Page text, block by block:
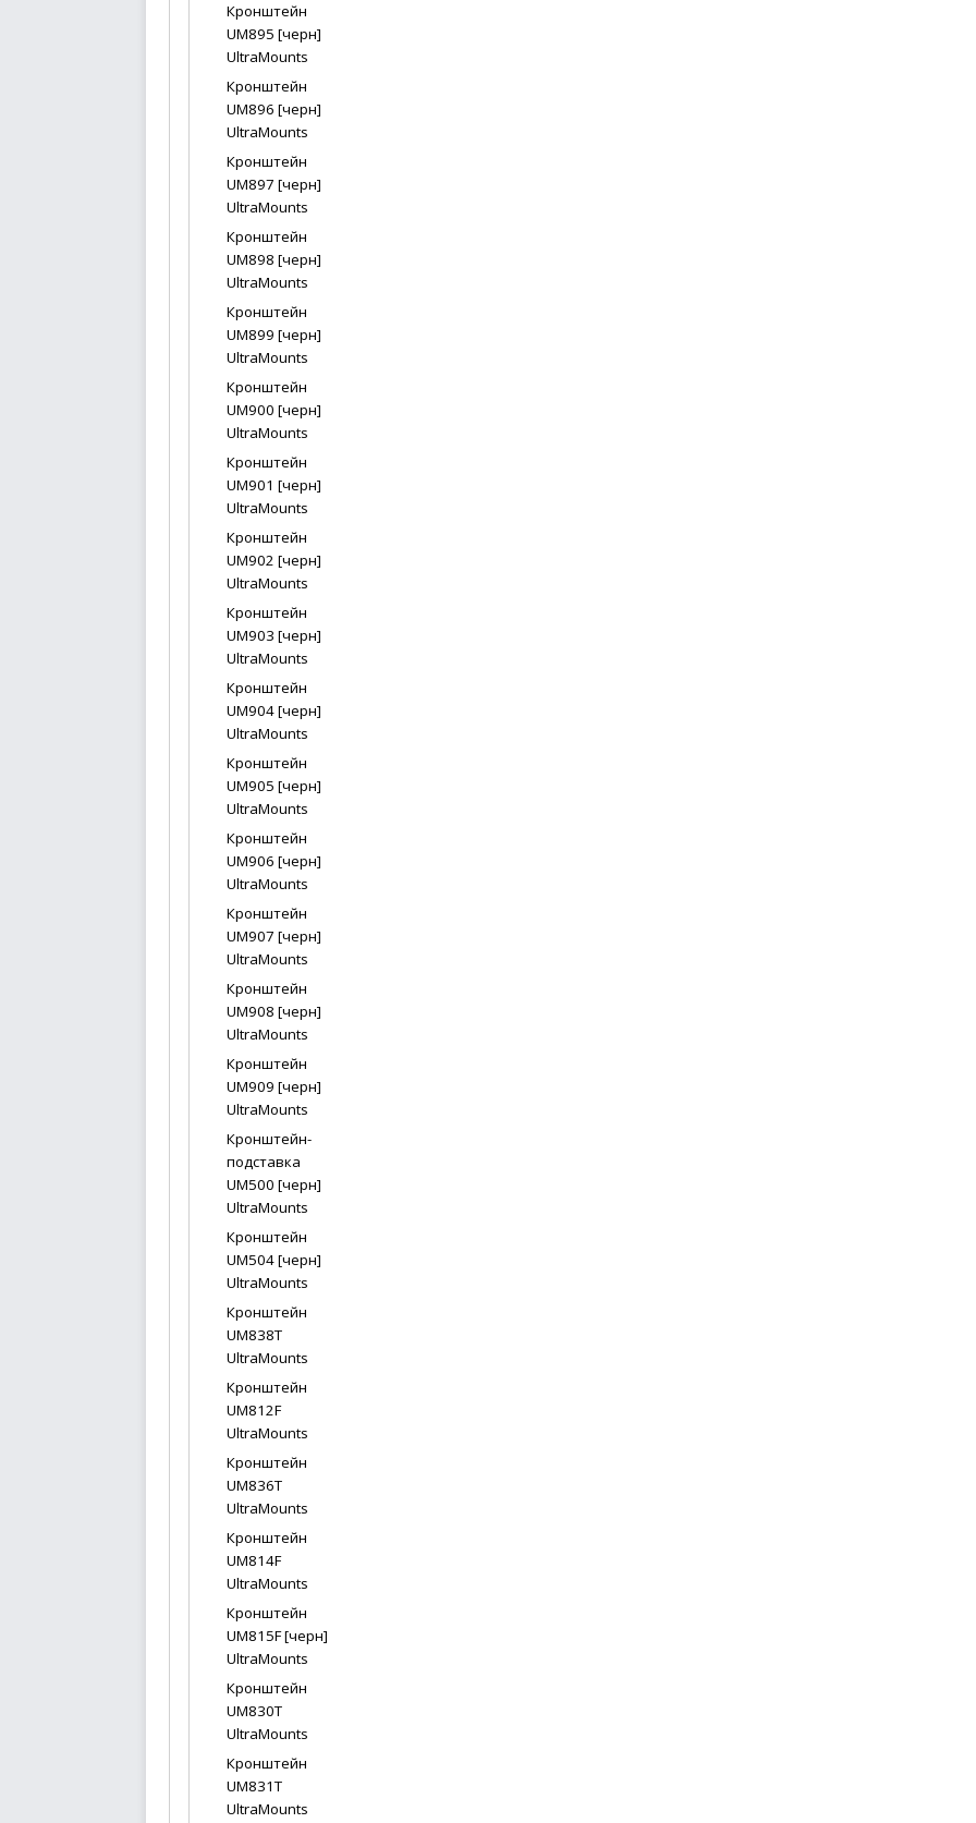
Кронштейн
UM895 [черн]
UltraMounts
Кронштейн
UM896 [черн]
UltraMounts
Кронштейн
UM897 [черн]
UltraMounts
Кронштейн
UM898 [черн]
UltraMounts
Кронштейн
UM899 [черн]
UltraMounts
Кронштейн
UM900 [черн]
UltraMounts
Кронштейн
UM901 [черн]
UltraMounts
Кронштейн
UM902 [черн]
UltraMounts
Кронштейн
UM903 [черн]
UltraMounts
Кронштейн
UM904 [черн]
UltraMounts
Кронштейн
UM905 [черн]
UltraMounts
Кронштейн
UM906 [черн]
UltraMounts
Кронштейн
UM907 [черн]
UltraMounts
Кронштейн
UM908 [черн]
UltraMounts
Кронштейн
UM909 [черн]
UltraMounts
Кронштейн-
подставка
UM500 [черн]
UltraMounts
Кронштейн
UM504 [черн]
UltraMounts
Кронштейн
UM838T
UltraMounts
Кронштейн
UM812F
UltraMounts
Кронштейн
UM836T
UltraMounts
Кронштейн
UM814F
UltraMounts
Кронштейн
UM815F [черн]
UltraMounts
Кронштейн
UM830T
UltraMounts
Кронштейн
UM831T
UltraMounts